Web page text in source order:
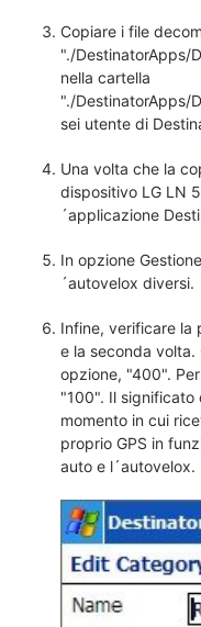
Copiare i file
"./DestinatorApps/
nella cartella
"./DestinatorApps/
sei utente di
Una volta che la
dispositivo LG LN
´applicazione
In opzione
´autovelox diversi.
Infine, verificare la
e la seconda volta.
opzione, "400".
"100". Il significato
momento in cui
proprio GPS in
auto e l´autovelox.